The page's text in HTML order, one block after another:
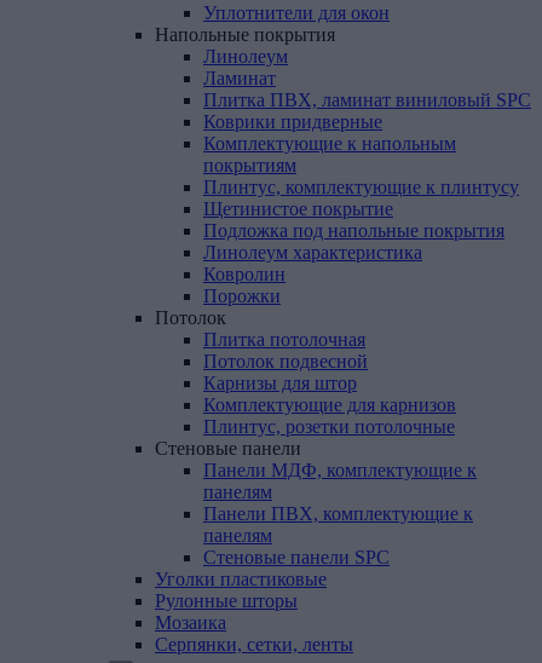
Уплотнители для окон
Напольные покрытия
Линолеум
Ламинат
Плитка ПВХ, ламинат виниловый SPC
Коврики придверные
Комплектующие к напольным
покрытиям
Плинтус, комплектующие к плинтусу
Щетинистое покрытие
Подложка под напольные покрытия
Линолеум характеристика
Ковролин
Порожки
Потолок
Плитка потолочная
Потолок подвесной
Карнизы для штор
Комплектующие для карнизов
Плинтус, розетки потолочные
Стеновые панели
Панели МДФ, комплектующие к
панелям
Панели ПВХ, комплектующие к
панелям
Стеновые панели SPC
Уголки пластиковые
Рулонные шторы
Мозаика
Серпянки, сетки, ленты